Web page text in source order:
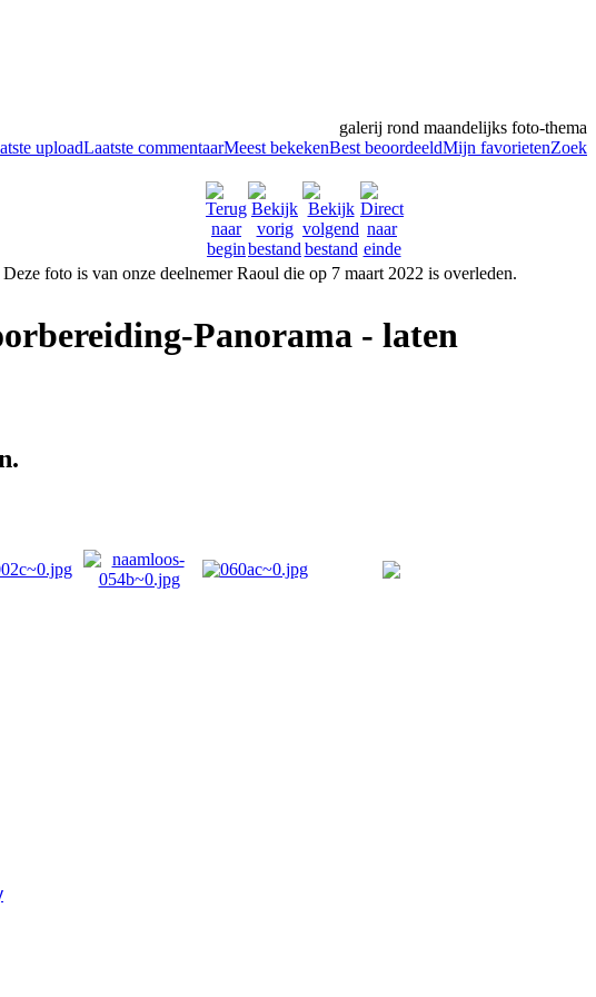
galerij rond maandelijks foto-thema
uploadLaatste commentaarMeest bekekenBest beoordeeldMijn favorietenZoek
Panorama - laten